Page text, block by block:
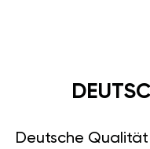
Deutsche